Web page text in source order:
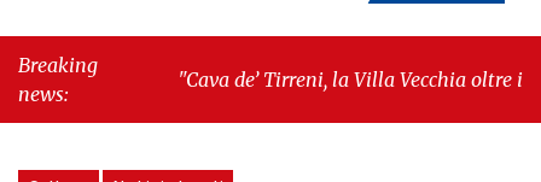
Breaking
news:
"Cava de’ Tirreni, la Villa Vecchia oltre i vandali:
consiliare: “Serve chiarezza!”"